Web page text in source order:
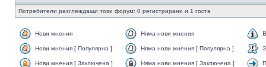
Потребители разглеждащи този форум: 0 регистрирани и 1 госта
Нови мнения Няма нови мнения
Нови мнения [ Популярна ] Няма нови мнения [ Популярна ]
Нови мнения [ Заключена ] Няма нови мнения [ Заключена ]